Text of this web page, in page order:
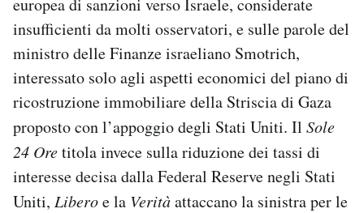
AREA PERSONALE
Area Personale
Newsletter
Notifiche mobile
Regala il Post
Hai bisogno di aiuto?
europea di sanzioni verso Israele, considerate
insufficienti da molti osservatori, e sulle parole del
ministro delle Finanze israeliano Smotrich,
interessato solo agli aspetti economici del piano di
ricostruzione immobiliare della Striscia di Gaza
proposto con l’appoggio degli Stati Uniti. Il Sole
24 Oretitola invece sulla riduzione dei tassi di
interesse decisa dalla Federal Reserve negli Stati
Uniti, Liberoe la Veritàattaccano la sinistra per le